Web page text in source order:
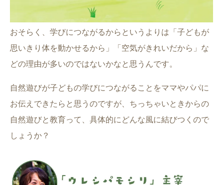
おそらく、学びにつながるからというよりは「子どもが
思いきり体を動かせるから」「空気がきれいだから」な
どの理由が多いのではないかなと思うんです。
自然遊びが子どもの学びにつながることをママやパパに
お伝えできたらと思うのですが、ちっちゃいときからの
自然遊びと教育って、具体的にどんな風に結びつくので
しょうか？